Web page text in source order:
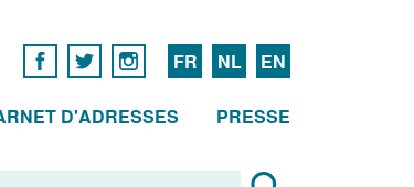
FR NL EN
D'ADRESSES PRESSE